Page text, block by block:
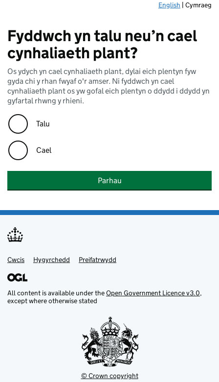
Change the
English | Cymraeg
Fyddwch yn talu neu’n cael
cynhaliaeth plant?
Os ydych yn cael cynhaliaeth plant, dylai eich plentyn fyw
gyda chi y rhan fwyaf o'r amser. Ni fyddwch yn cael
cynhaliaeth plant os yw gofal eich plentyn o ddydd i ddydd yn
gyfartal rhwng y rhieni.
Talu
Cael
Parhau
Support links
Cwcis Hygyrchedd Preifatrwydd
All content is available under theOpen Government Licence v3.0,
except where otherwise stated
© Crown copyright